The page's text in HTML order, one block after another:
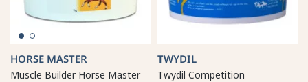
HORSE MASTER
Muscle Builder Horse Master
TWYDIL
Twydil Competition